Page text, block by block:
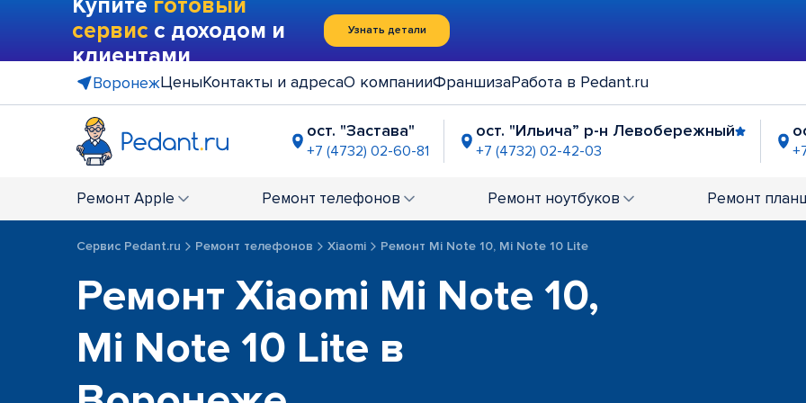
Купите готовый
сервис с доходом и
клиентами
Узнать детали
ВоронежЦеныКонтакты и адресаО компанииФраншизаРабота в Pedant.ru
ост. "Застава"
+7 (4732) 02-60-81
ост. "Ильича” р-н Левобережный
+7 (4732) 02-42-03
+7 (4732) 02-93-35 +7 (4732) 01-67-40 +7 (4732)
ТРЦ "Московский Проспект"
+7 (4732) 02-02-60
Ремонт Apple Ремонт телефонов Ремонт ноутбуков Ремонт
Сервис Pedant.ru Ремонт телефонов Xiaomi Ремонт Mi Note 10, Mi Note 10 Lite
Ремонт Xiaomi Mi Note 10,
Mi Note 10 Lite в